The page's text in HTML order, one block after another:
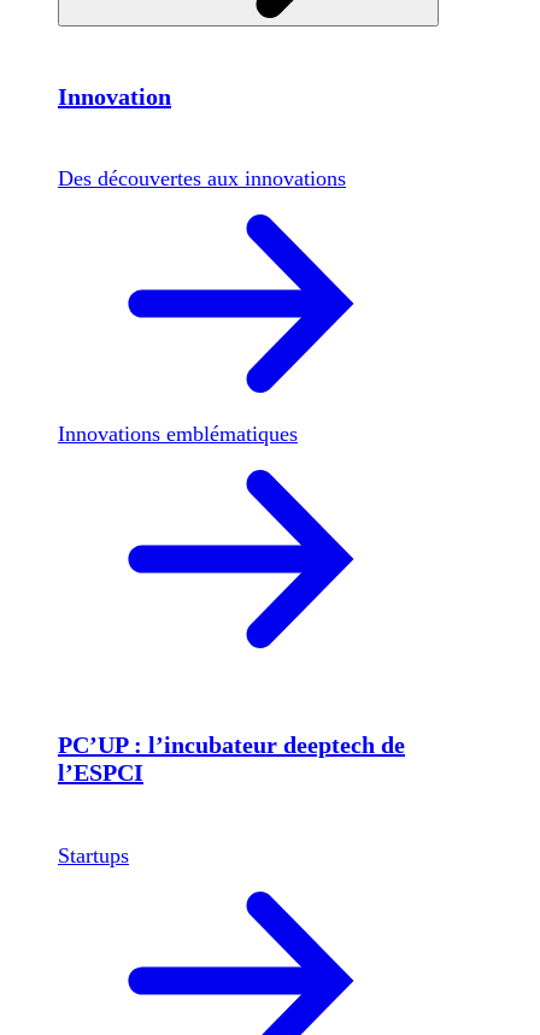
Innovation
Des découvertes aux innovations
Innovations emblématiques
PC’UP : l’incubateur deeptech de
l’ESPCI
Startups